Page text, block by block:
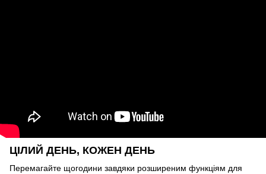
ЦІЛИЙ ДЕНЬ, КОЖЕН ДЕНЬ
Перемагайте щогодини завдяки розширеним функціям для